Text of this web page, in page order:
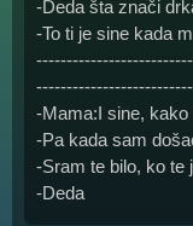
-Deda šta znači
-To ti je sine kada
-Mama:I sine, kako
-Pa kada sam
-Sram te bilo, ko te
-Deda